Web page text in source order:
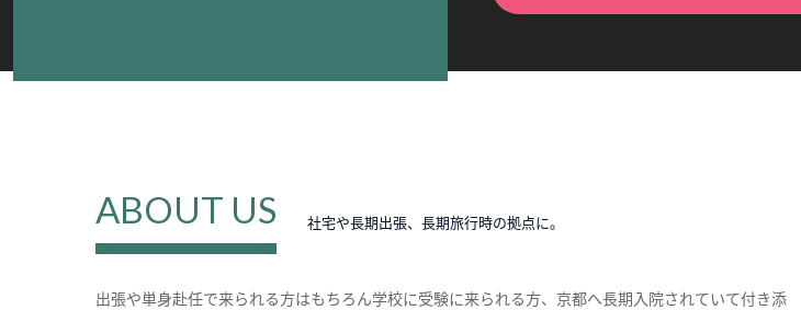
ABOUT US 社宅や長期出張、長期旅行時の拠点に。
出張や単身赴任で来られる方はもちろん学校に受験に来られる方、京都へ長期入院されていて付き添